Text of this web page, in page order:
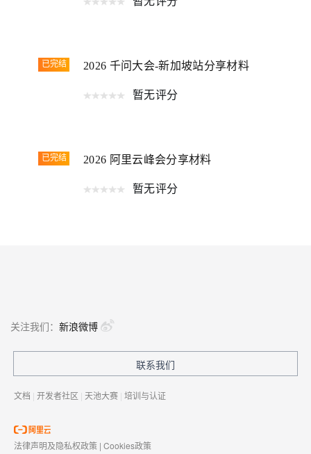
已完结 2026 千问大会-新加坡站分享材料
暂无评分
已完结 2026 阿里云峰会分享材料
暂无评分
关注我们： 新浪微博
联系我们
文档 | 开发者社区 | 天池大赛 | 培训与认证
法律声明及隐私权政策 | Cookies政策